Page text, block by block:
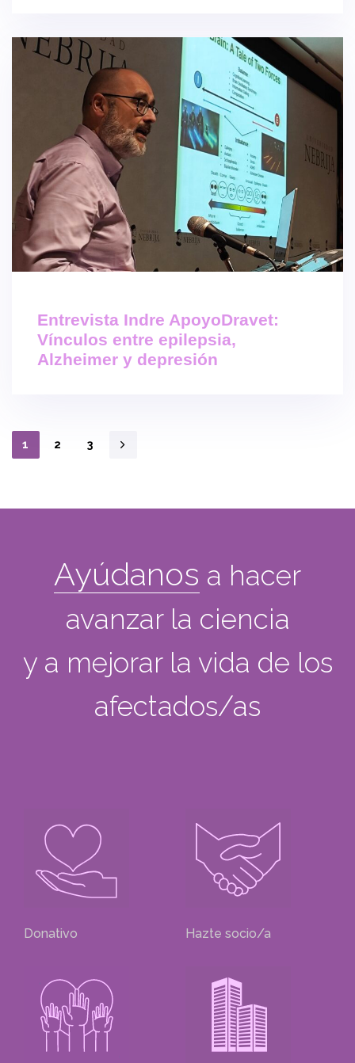
Entrevista Indre ApoyoDravet:
Vínculos entre epilepsia,
Alzheimer y depresión
1 2 3
Ayúdanos a hacer
avanzar la ciencia
y a mejorar la vida de los
afectados/as
Donativo Hazte socio/a